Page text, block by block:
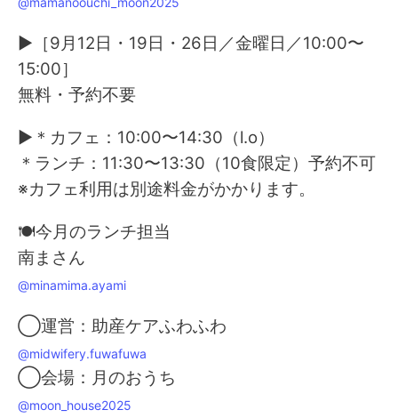
▶［9月12日・19日・26日／金曜日／10:00〜
15:00］
無料・予約不要
▶＊カフェ：10:00〜14:30（l.o）
＊ランチ：11:30〜13:30（10食限定）予約不可
※カフェ利用は別途料金がかかります。
🍽今月のランチ担当
南まさん
@minamima.ayami
◯運営：助産ケアふわふわ
@midwifery.fuwafuwa
◯会場：月のおうち
@moon_house2025